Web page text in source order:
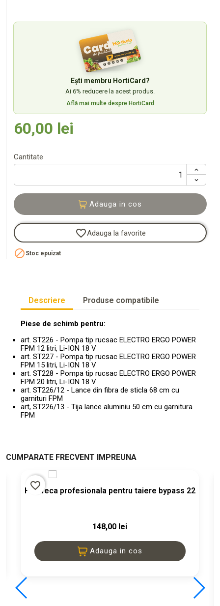
Ești membru HortiCard?
Ai 6% reducere la acest produs.
Află mai multe despre HortiCard
60,00 lei
Cantitate
Adauga in cos
favorite_borderAdauga la favorite
 Stoc epuizat
Descriere Produse compatibile
Piese de schimb pentru:
art. ST226 - Pompa tip rucsac ELECTRO ERGO POWER
FPM 12 litri, Li-ION 18 V
art. ST227 - Pompa tip rucsac ELECTRO ERGO POWER
FPM 15 litri, Li-ION 18 V
art. ST228 - Pompa tip rucsac ELECTRO ERGO POWER
FPM 20 litri, Li-ION 18 V
art. ST226/12 - Lance din fibra de sticla 68 cm cu
garnituri FPM
art, ST226/13 - Tija lance aluminiu 50 cm cu garnitura
FPM
CUMPARATE FRECVENT IMPREUNA
Foarfeca profesionala pentru taiere bypass 22
148,00 lei
Adauga in cos
favorite_border